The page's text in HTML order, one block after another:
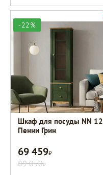
-22%
Шкаф для посуды NN 12
Пенни Грин
69 459Р
89 050Р